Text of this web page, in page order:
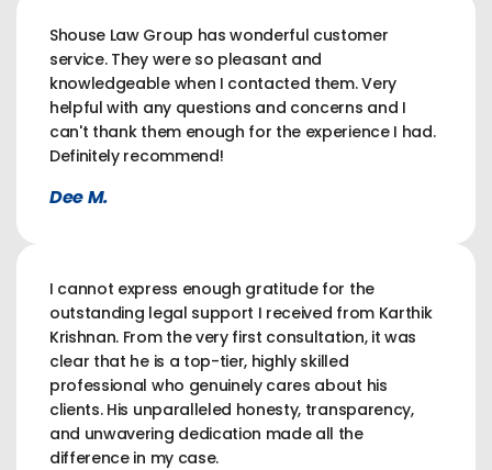
Shouse Law Group has wonderful customer
service. They were so pleasant and
knowledgeable when I contacted them. Very
helpful with any questions and concerns and I
can't thank them enough for the experience I had.
Definitely recommend!
Dee M.
I cannot express enough gratitude for the
outstanding legal support I received from Karthik
Krishnan. From the very first consultation, it was
clear that he is a top-tier, highly skilled
professional who genuinely cares about his
clients. His unparalleled honesty, transparency,
and unwavering dedication made all the
difference in my case.